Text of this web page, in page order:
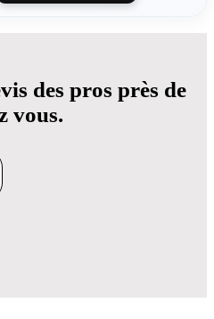
des pros près de
vous.